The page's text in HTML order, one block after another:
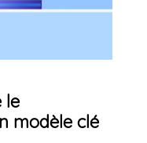
le
modèle clé